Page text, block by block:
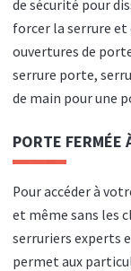
de sécurité pour
forcer la serrure
ouvertures de
serrure porte,
de main pour une
PORTE FERMÉE
Pour accéder à
et même sans les
serruriers experts
permet aux